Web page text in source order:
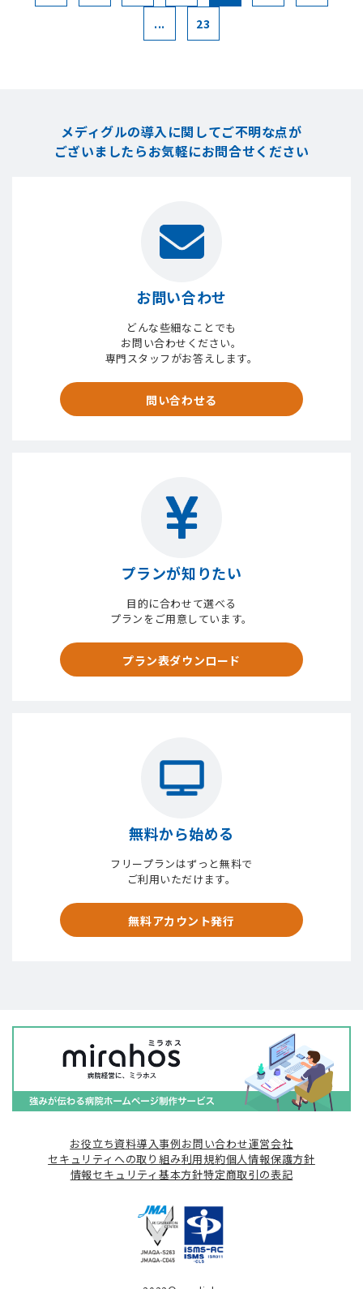
... 23
メディグルの導入に関してご不明な点が
ございましたらお気軽にお問合せください
お問い合わせ
どんな些細なことでも
お問い合わせください。
専門スタッフがお答えします。
問い合わせる
プランが知りたい
目的に合わせて選べる
プランをご用意しています。
プラン表ダウンロード
無料から始める
フリープランはずっと無料で
ご利用いただけます。
無料アカウント発行
お役立ち資料導入事例お問い合わせ運営会社
セキュリティへの取り組み利用規約個人情報保護方針
情報セキュリティ基本方針特定商取引の表記